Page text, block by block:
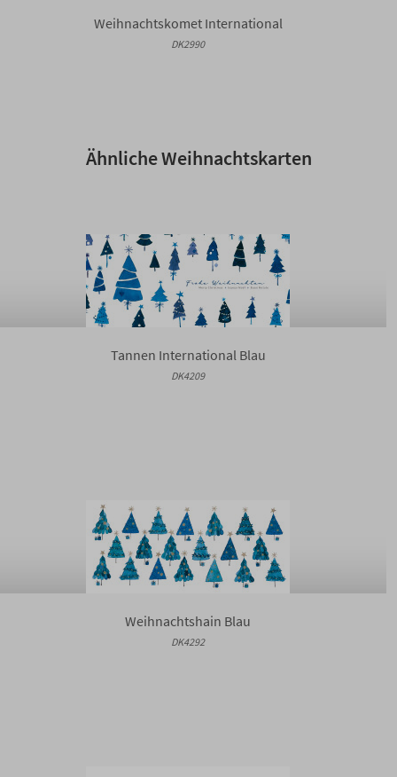
Weihnachtskomet International
DK2990
Ähnliche Weihnachtskarten
Tannen International Blau
DK4209
Weihnachtshain Blau
DK4292